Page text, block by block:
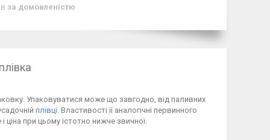
за домовленістю
Упаковуватися може що завгодно, від паливних
плівці . Властивості її аналогічні первинного
при цьому істотно нижче звичної.